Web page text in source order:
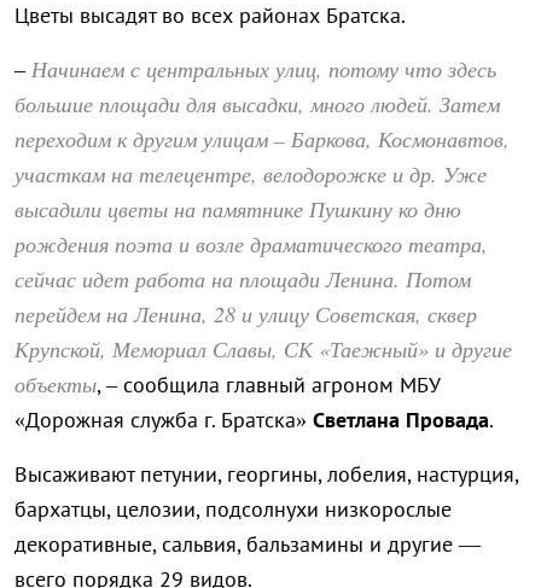
Цветы высадят во всех районах Братска.
–Начинаем с центральных улиц, потому что здесь
большие площади для высадки, много людей. Затем
переходим к другим улицам – Баркова, Космонавтов,
участкам на телецентре, велодорожке и др. Уже
высадили цветы на памятнике Пушкину ко дню
рождения поэта и возле драматического театра,
сейчас идет работа на площади Ленина. Потом
перейдем на Ленина, 28 и улицу Советская, сквер
Крупской, Мемориал Славы, СК «Таежный» и другие
объекты, – сообщила главный агроном МБУ
«Дорожная служба г. Братска» Светлана Провада.
Высаживают петунии, георгины, лобелия, настурция,
бархатцы, целозии, подсолнухи низкорослые
декоративные, сальвия, бальзамины и другие —
всего порядка 29 видов.